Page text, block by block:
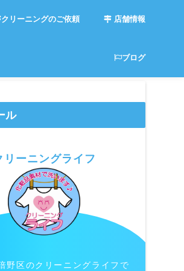
クリーニングのご依頼 店舗情報
ブログ
ル
リーニングライフ
野区のクリーニングライフで